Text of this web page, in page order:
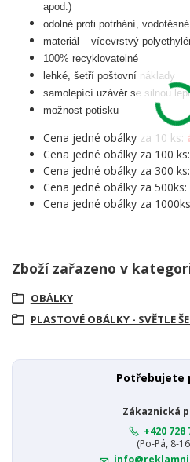
apod.)
odolné proti potrhání,
materiál – vícevrstvý
100% recyklovatelné
lehké, šetří poštovní náklady
samolepící uzávěr se silnou
možnost potisku
Cena jedné obálky za 10 ks:
Cena jedné obálky za 100 ks:
Cena jedné obálky za 300 ks:
Cena jedné obálky za 500ks:
Cena jedné obálky za
Zboží zařazeno v
OBÁLKY
PLASTOVÉ OBÁLKY - SVĚTLE
Potřebujete
Zákaznická
+420 728
(Po-Pá, 8-